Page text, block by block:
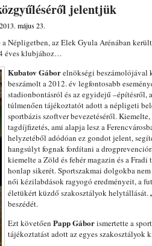
jelentjük
május 23.
a Népligetben, az Elek Gyula Arénában
éves klubjához…
Kubatov Gáborelnökségi beszámolójával
beszámolt a 2012. év legfontosabb
stadionbontásról és az egyidejű –építésről,
túlmenően tájékoztatót adott a népligeti
sportbázis szoftver bevezetéséről.
tagdíjfizetés, ami alapja lesz a
helyzetéből adódóan ez gondot jelent,
hangsúlyt fognak fordítani a
kiemelte a Zöld és fehér magazin és a
honlap sikerét. Sportszakmai dolgokba
női kézilabdások ragyogó eredményeit, a
életükért küzdő szakosztályok helytállását.
beszédét.
Ezt követően Papp Gáborismertette a
tájékoztatást adott az egyes szakosztályok